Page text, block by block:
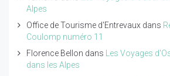
Alpes
Office de Tourisme d'Entrevaux dans
Coulomp numéro 11
Florence Bellon dans
Les Voyages
dans les Alpes